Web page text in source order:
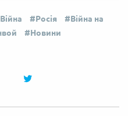
Війна Росія
Війна на
Новини